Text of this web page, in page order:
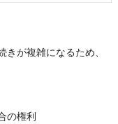
が複雑になるため、
の権利